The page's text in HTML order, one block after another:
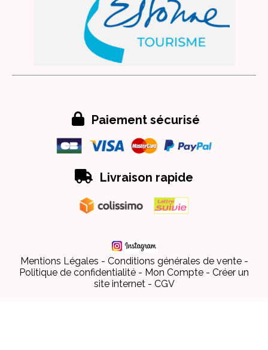
 Paiement sécurisé
 Livraison rapide
Mentions Légales
Conditions générales de vente
Politique de confidentialité
Mon Compte
Créer un
site internet
CGV